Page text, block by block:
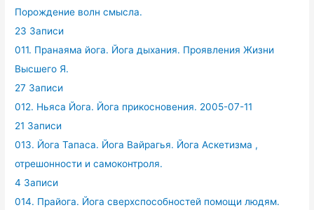
Порождение волн смысла.
23 Записи
011. Пранаяма йога. Йога дыхания. Проявления Жизни
Высшего Я.
27 Записи
012. Ньяса Йога. Йога прикосновения. 2005-07-11
21 Записи
013. Йога Тапаса. Йога Вайрагья. Йога Аскетизма ,
отрешонности и самоконтроля.
4 Записи
014. Прайога. Йога сверхспособностей помощи людям.